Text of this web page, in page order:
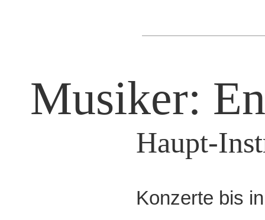
Musiker:
Haupt-
Konzerte bis